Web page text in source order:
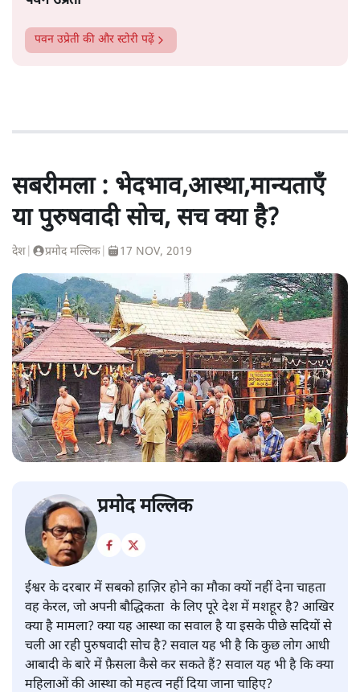
पवन उप्रेती की और स्टोरी पढ़ें
सबरीमला : भेदभाव,आस्था,मान्यताएँ
या पुरुषवादी सोच, सच क्या है?
देश प्रमोद मल्लिक 17 NOV, 2019
प्रमोद मल्लिक
ईश्वर के दरबार में सबको हाज़िर होने का मौका क्यों नहीं देना चाहता
वह केरल, जो अपनी बौद्धिकता के लिए पूरे देश में मशहूर है? आखिर
क्या है मामला? क्या यह आस्था का सवाल है या इसके पीछे सदियों से
चली आ रही पुरुषवादी सोच है? सवाल यह भी है कि कुछ लोग आधी
आबादी के बारे में फ़ैसला कैसे कर सकते हैं? सवाल यह भी है कि क्या
महिलाओं की आस्था को महत्व नहीं दिया जाना चाहिए?